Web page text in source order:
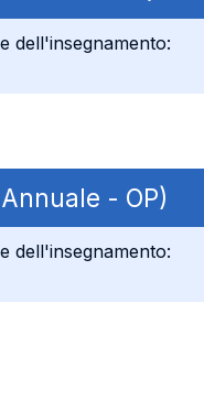
dell'insegnamento:
- OP)
dell'insegnamento: